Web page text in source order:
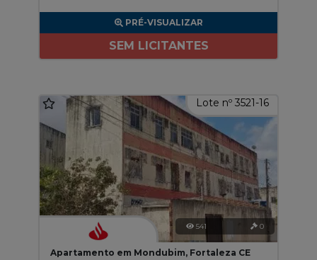
PRÉ-VISUALIZAR
SEM LICITANTES
Lote nº 3521-16
541 0
Apartamento em Mondubim, Fortaleza CE